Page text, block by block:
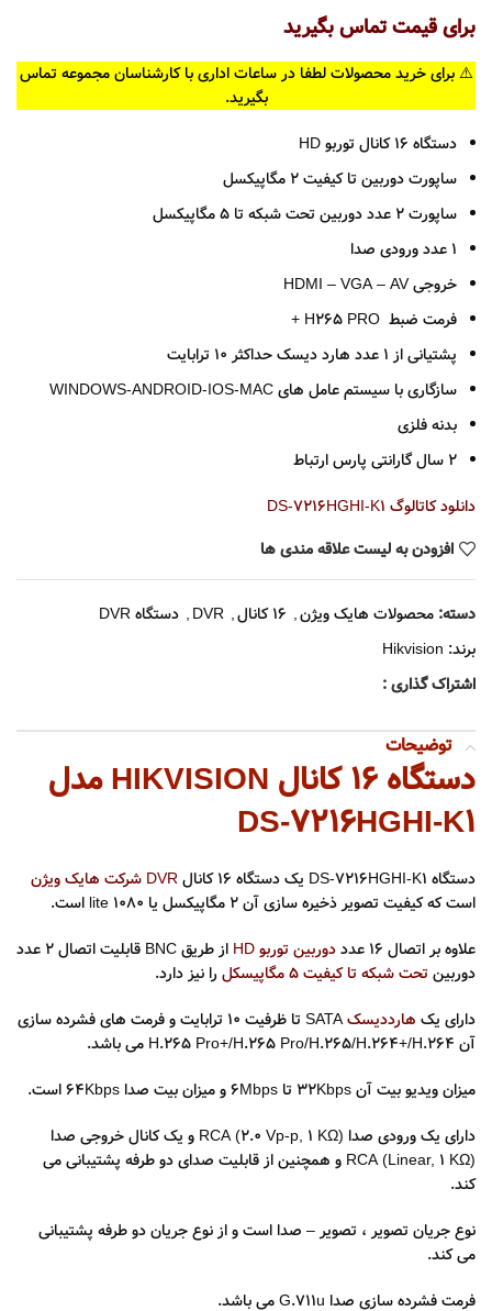
برای قیمت تماس بگیرید
⚠️ برای خرید محصولات لطفا در ساعات اداری با کارشناسان مجموعه تماس
بگیرید.
دستگاه 16 کانال توربو HD
ساپورت دوربین تا کیفیت 2 مگاپیکسل
ساپورت 2 عدد دوربین تحت شبکه تا 5 مگاپیکسل
1 عدد ورودی صدا
خروجی HDMI – VGA – AV
فرمت ضبط H265 PRO +
پشتیانی از 1 عدد هارد دیسک حداکثر 10 ترابایت
سازگاری با سیستم عامل های WINDOWS-ANDROID-IOS-MAC
بدنه فلزی
2 سال گارانتی پارس ارتباط
دانلود کاتالوگ DS-7216HGHI-K1
افزودن به لیست علاقه مندی ها
دسته: محصولات هایک ویژن, 16 کانال ,
DVR
, دستگاه DVR
برند: Hikvision
اشتراک گذاری :
توضیحات
دستگاه 16 کانال HIKVISION مدل
DS-7216HGHI-K1
دستگاه DS-7216HGHI-K1 یک دستگاه ۱۶ کانال
DVR شرکت هایک ویژن
است که کیفیت تصویر ذخیره سازی آن ۲ مگاپیکسل یا ۱۰۸۰ lite است.
علاوه بر اتصال 16 عدد
دوربین توربو HD
از طریق BNC قابلیت اتصال 2 عدد
دوربین تحت شبکه تا کیفیت 5 مگاپیسکل
را نیز دارد.
دارای یک هارددیسک
SATA تا ظرفیت ۱۰ ترابایت و فرمت های فشرده سازی
آن H.265 Pro+/H.265 Pro/H.265/H.264+/H.264 می باشد.
میزان ویدیو بیت آن ۳۲Kbps تا ۶Mbps و میزان بیت صدا ۶۴Kbps است.
دارای یک ورودی صدا RCA (2.0 Vp-p, 1 KΩ) و یک کانال خروجی صدا
RCA (Linear, 1 KΩ) و همچنین از قابلیت صدای دو طرفه پشتیبانی می
کند.
نوع جریان تصویر ، تصویر – صدا است و از نوع جریان دو طرفه پشتیبانی
می کند.
فرمت فشرده سازی صدا G.711u می باشد.